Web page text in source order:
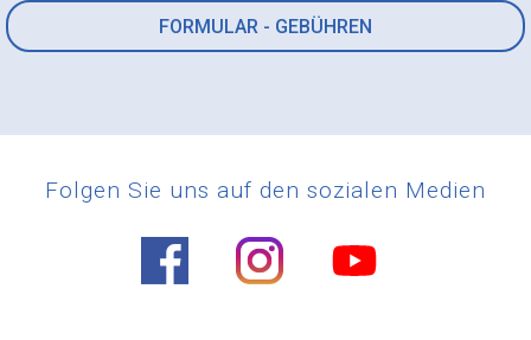
FORMULAR - GEBÜHREN
Folgen Sie uns auf den sozialen Medien